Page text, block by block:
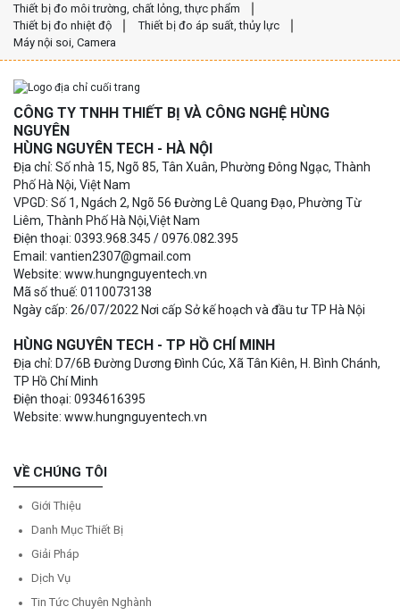
Thiết bị đo môi trường, chất lỏng, thực phẩm
Thiết bị đo nhiệt độ
Thiết bị đo áp suất, thủy lực
Máy nội soi, Camera
CÔNG TY TNHH THIẾT BỊ VÀ CÔNG NGHỆ HÙNG
NGUYÊN
HÙNG NGUYÊN TECH - HÀ NỘI
Địa chỉ: Số nhà 15, Ngõ 85, Tân Xuân, Phường Đông Ngạc, Thành
Phố Hà Nội, Việt Nam
VPGD: Số 1, Ngách 2, Ngõ 56 Đường Lê Quang Đạo, Phường Từ
Liêm, Thành Phố Hà Nội,Việt Nam
Điện thoại: 0393.968.345 / 0976.082.395
Email: vantien2307@gmail.com
Website: www.hungnguyentech.vn
Mã số thuế: 0110073138
Ngày cấp: 26/07/2022 Nơi cấp Sở kế hoạch và đầu tư TP Hà Nội
HÙNG NGUYÊN TECH - TP HỒ CHÍ MINH
Địa chỉ: D7/6B Đường Dương Đình Cúc, Xã Tân Kiên, H. Bình Chánh,
TP Hồ Chí Minh
Điện thoại: 0934616395
Website: www.hungnguyentech.vn
VỀ CHÚNG TÔI
Giới Thiệu
Danh Mục Thiết Bị
Giải Pháp
Dịch Vụ
Tin Tức Chuyên Nghành